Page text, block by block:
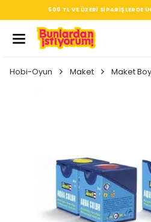
SEÇTIĞIN
Hobi-Oyun Maket Maket